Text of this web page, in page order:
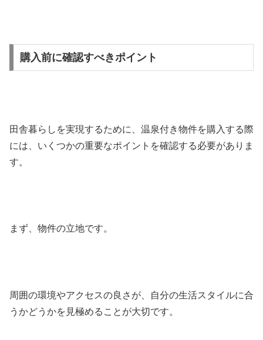
購入前に確認すべきポイント
田舎暮らしを実現するために、温泉付き物件を購入する際
には、いくつかの重要なポイントを確認する必要がありま
す。
まず、物件の立地です。
周囲の環境やアクセスの良さが、自分の生活スタイルに合
うかどうかを見極めることが大切です。